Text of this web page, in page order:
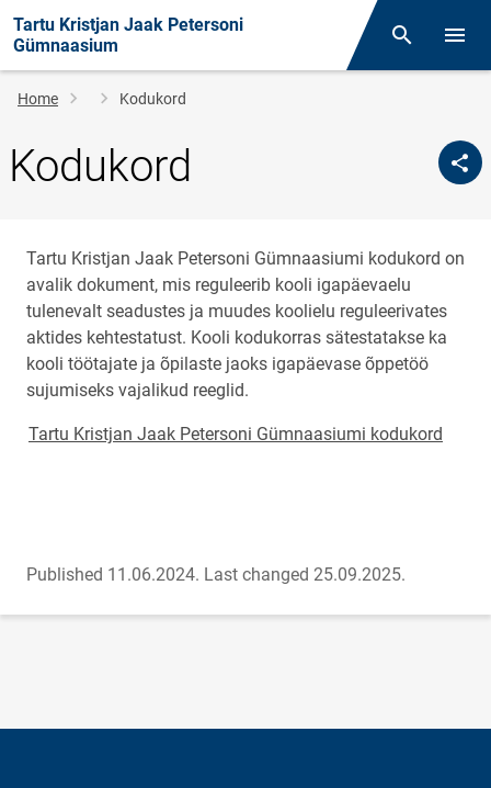
Tartu Kristjan Jaak Petersoni
Gümnaasium
Otsing
Breadcrumb
Home Kodukord
Kodukord
Tartu Kristjan Jaak Petersoni Gümnaasiumi kodukord on
avalik dokument, mis reguleerib kooli igapäevaelu
tulenevalt seadustes ja muudes koolielu reguleerivates
aktides kehtestatust. Kooli kodukorras sätestatakse ka
kooli töötajate ja õpilaste jaoks igapäevase õppetöö
sujumiseks vajalikud reeglid.
Tartu Kristjan Jaak Petersoni Gümnaasiumi kodukord
Published 11.06.2024. Last changed 25.09.2025.